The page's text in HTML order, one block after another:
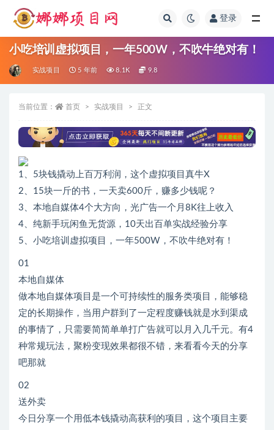
登录
小吃培训虚拟项目，一年500W，不吹牛绝对有！
实战项目 5 年前 8.1K 9.8
当前位置： 首页 实战项目 正文
1、5块钱撬动上百万利润，这个虚拟项目真牛X
2、15块一斤的书，一天卖600斤，赚多少钱呢？
3、本地自媒体4个大方向，光广告一个月8K往上收入
4、纯新手玩闲鱼无货源，10天出百单实战经验分享
5、小吃培训虚拟项目，一年500W，不吹牛绝对有！
01
本地自媒体
做本地自媒体项目是一个可持续性的服务类项目，能够稳
定的长期操作，当用户群到了一定程度赚钱就是水到渠成
的事情了，只需要简简单单打广告就可以月入几千元。有4
种常规玩法，聚粉变现效果都很不错，来看看今天的分享
吧那就
02
送外卖
今日分享一个用低本钱撬动高获利的项目，这个项目主要